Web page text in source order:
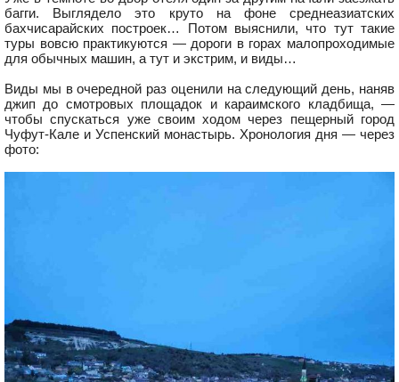
багги. Выглядело это круто на фоне среднеазиатских
бахчисарайских построек… Потом выяснили, что тут такие
туры вовсю практикуются — дороги в горах малопроходимые
для обычных машин, а тут и экстрим, и виды…
Виды мы в очередной раз оценили на следующий день, наняв
джип до смотровых площадок и караимского кладбища, —
чтобы спускаться уже своим ходом через пещерный город
Чуфут-Кале и Успенский монастырь. Хронология дня — через
фото: